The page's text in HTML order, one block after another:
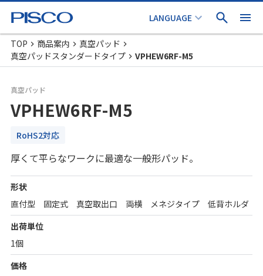
TOP 商品案内
真空パッド
真空パッドスタンダードタイプ
VPHEW6RF-M5
真空パッド
VPHEW6RF-M5
RoHS2対応
厚くて平らなワークに最適な一般形パッド。
形状
直付型 固定式 真空取出口 両横 メネジタイプ 低背ホルダ
出荷単位
1個
価格